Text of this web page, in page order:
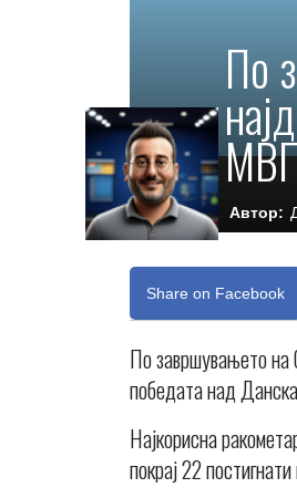
По
Автор:
Share on Facebook
По завршувањето на
победата над
Најкорисна
покрај 22